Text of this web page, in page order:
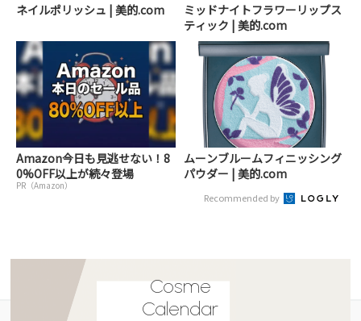
ネイルポリッシュ | 美的.com
ミッドナイトフラワーリップス
ティック | 美的.com
Amazon今日も見逃せない！8
0%OFF以上が続々登場
PR（Amazon）
ムーンブルームフィニッシング
パウダー | 美的.com
Recommended by
Cosme
Calendar